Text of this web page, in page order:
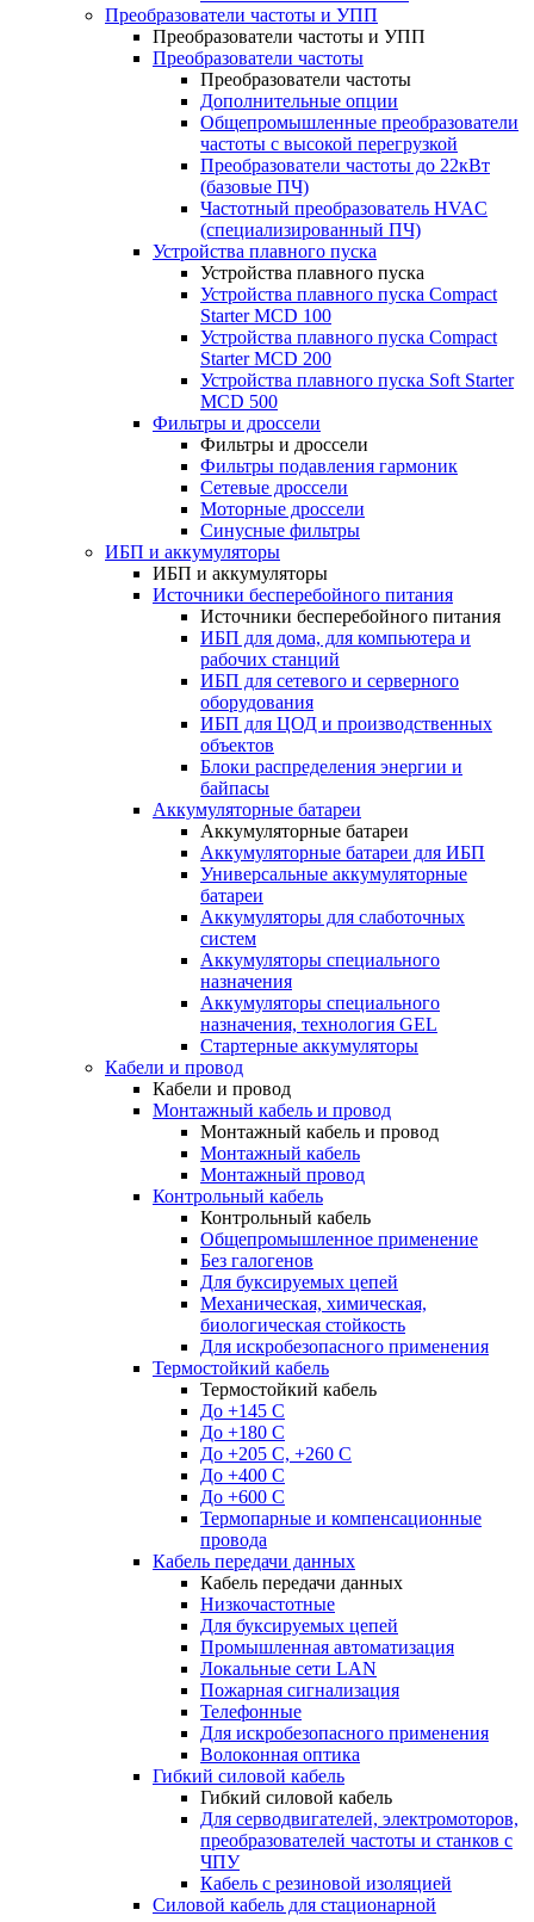
Преобразователи частоты и УПП
Преобразователи частоты и УПП
Преобразователи частоты
Преобразователи частоты
Дополнительные опции
Общепромышленные преобразователи
частоты с высокой перегрузкой
Преобразователи частоты до 22кВт
(базовые ПЧ)
Частотный преобразователь HVAC
(специализированный ПЧ)
Устройства плавного пуска
Устройства плавного пуска
Устройства плавного пуска Compact
Starter MCD 100
Устройства плавного пуска Compact
Starter MCD 200
Устройства плавного пуска Soft Starter
MCD 500
Фильтры и дроссели
Фильтры и дроссели
Фильтры подавления гармоник
Сетевые дроссели
Моторные дроссели
Синусные фильтры
ИБП и аккумуляторы
ИБП и аккумуляторы
Источники бесперебойного питания
Источники бесперебойного питания
ИБП для дома, для компьютера и
рабочих станций
ИБП для сетевого и серверного
оборудования
ИБП для ЦОД и производственных
объектов
Блоки распределения энергии и
байпасы
Аккумуляторные батареи
Аккумуляторные батареи
Аккумуляторные батареи для ИБП
Универсальные аккумуляторные
батареи
Аккумуляторы для слаботочных
систем
Аккумуляторы специального
назначения
Аккумуляторы специального
назначения, технология GEL
Стартерные аккумуляторы
Кабели и провод
Кабели и провод
Монтажный кабель и провод
Монтажный кабель и провод
Монтажный кабель
Монтажный провод
Контрольный кабель
Контрольный кабель
Общепромышленное применение
Без галогенов
Для буксируемых цепей
Механическая, химическая,
биологическая стойкость
Для искробезопасного применения
Термостойкий кабель
Термостойкий кабель
До +145 С
До +180 C
До +205 С, +260 С
До +400 C
До +600 С
Термопарные и компенсационные
провода
Кабель передачи данных
Кабель передачи данных
Низкочастотные
Для буксируемых цепей
Промышленная автоматизация
Локальные сети LAN
Пожарная сигнализация
Телефонные
Для искробезопасного применения
Волоконная оптика
Гибкий силовой кабель
Гибкий силовой кабель
Для серводвигателей, электромоторов,
преобразователей частоты и станков с
ЧПУ
Кабель с резиновой изоляцией
Силовой кабель для стационарной